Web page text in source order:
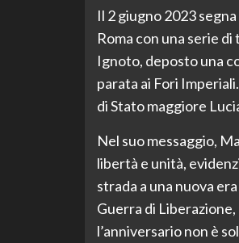
Il 2 giugno 2023
Roma con una serie
Ignoto, deposto una
parata ai Fori
di Stato maggiore
Nel suo messaggio,
libertà e unità,
strada a una nuova
Guerra di
l’anniversario non è